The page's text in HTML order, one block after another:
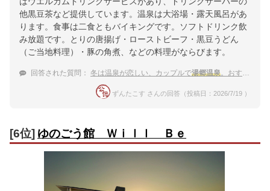
他黒豆茶など提供しています。温泉は大浴場・露天風呂があ
ります。食事は二食ともバイキングです。ソフトドリンク飲
み放題です。とりの唐揚げ・ローストビーフ・黒豆うどん
（ご当地料理）・豚の角煮、などの料理がならびます。
回答された質問： 冬は温泉が恋しい、カップルで湯郷温泉 。おすすめの露天風呂付客室の宿は？
ずんたこす さんの回答（投稿日：2026/7/19 ）
[6位] ゆのごう館 Ｗｉｌｌ Ｂｅ